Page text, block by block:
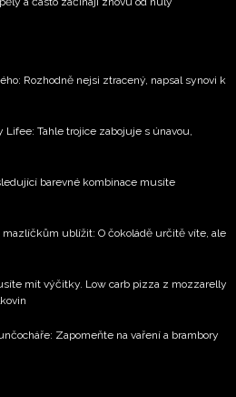
Rozhodně nejsi ztracený, napsal synovi k
Lifee: Tahle trojice zabojuje s únavou,
barevné kombinace musíte
mazlíčkům ublížit: O čokoládě určitě víte, ale
mít výčitky. Low carb pizza z mozzarelly
Zapomeňte na vaření a brambory